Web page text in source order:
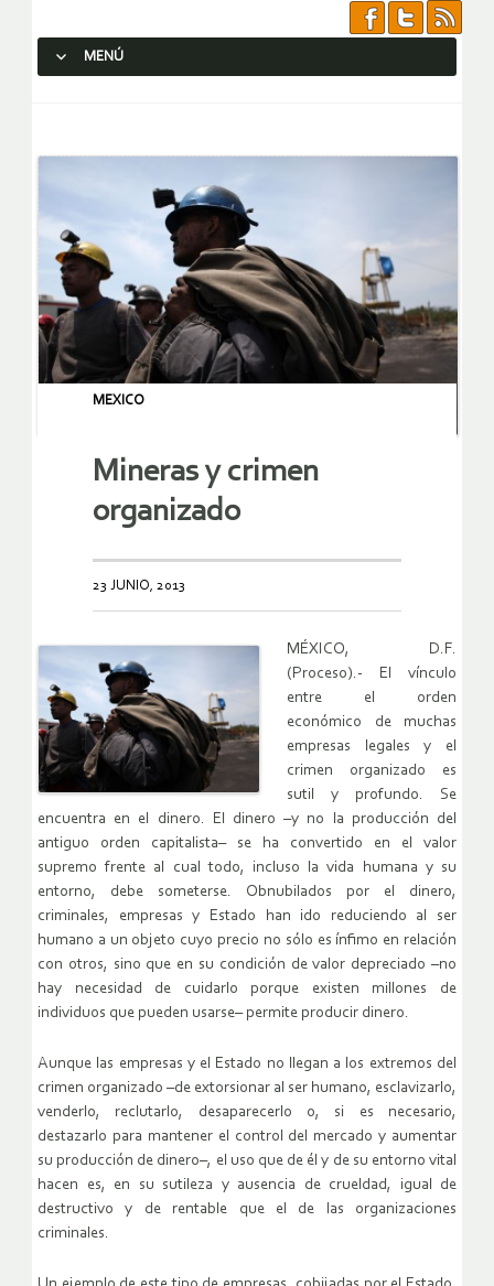
MENÚ
MEXICO
Mineras y crimen
organizado
23 JUNIO, 2013
MÉXICO, D.F.
(Proceso).- El vínculo
entre el orden
económico de muchas
empresas legales y el
crimen organizado es
sutil y profundo. Se
encuentra en el dinero. El dinero –y no la producción del
antiguo orden capitalista– se ha convertido en el valor
supremo frente al cual todo, incluso la vida humana y su
entorno, debe someterse. Obnubilados por el dinero,
criminales, empresas y Estado han ido reduciendo al ser
humano a un objeto cuyo precio no sólo es ínfimo en relación
con otros, sino que en su condición de valor depreciado –no
hay necesidad de cuidarlo porque existen millones de
individuos que pueden usarse– permite producir dinero.
Aunque las empresas y el Estado no llegan a los extremos del
crimen organizado –de extorsionar al ser humano, esclavizarlo,
venderlo, reclutarlo, desaparecerlo o, si es necesario,
destazarlo para mantener el control del mercado y aumentar
su producción de dinero–, el uso que de él y de su entorno vital
hacen es, en su sutileza y ausencia de crueldad, igual de
destructivo y de rentable que el de las organizaciones
criminales.